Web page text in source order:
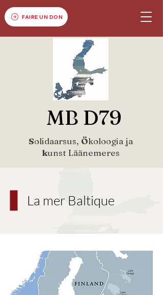
FAIRE UN DON
MB D79
Solidaarsus, Ökoloogia ja
kunst Läänemeres
La mer Baltique